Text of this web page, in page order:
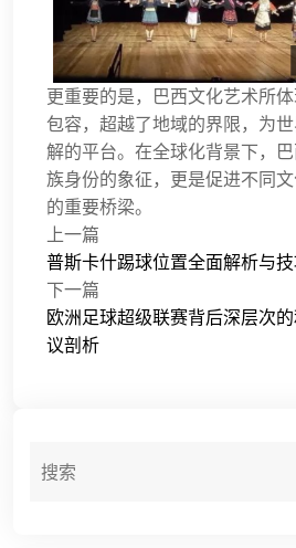
更重要的是，巴西文化艺术所
包容，超越了地域的界限，为
解的平台。在全球化背景下，
族身份的象征，更是促进不同
的重要桥梁。
上一篇
普斯卡什踢球位置全面解析与
下一篇
欧洲足球超级联赛背后深层次
议剖析